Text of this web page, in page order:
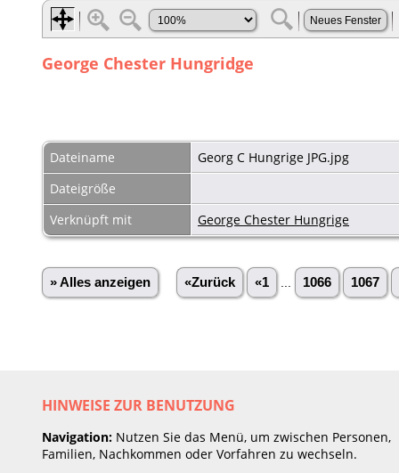
George Chester Hungridge
Dateiname
Georg C Hungrige JPG.jpg
Dateigröße
Verknüpft mit
George Chester Hungrige
» Alles anzeigen «Zurück «1 1066 1067
HINWEISE ZUR BENUTZUNG
Navigation: Nutzen Sie das Menü, um zwischen Personen,
Familien, Nachkommen oder Vorfahren zu wechseln.